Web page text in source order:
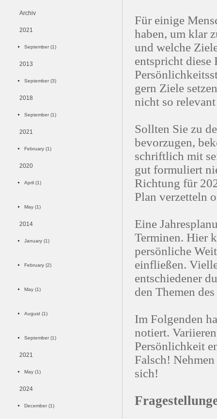
Archiv
2021
September (1)
2013
September (3)
2018
September (1)
2021
February (1)
2020
April (1)
May (1)
2014
January (1)
February (2)
May (1)
August (1)
September (1)
2021
May (1)
2024
December (1)
Für einige
haben, um klar
und welche
entspricht diese
gern Ziele
nicht so
Sollten Sie zu
bevorzugen,
schriftlich mit
gut formuliert
Richtung für
Plan verzetteln
Eine
Terminen. Hier
persönliche
einfließen.
entschiedener
den Themen
Im Folgenden
notiert.
Persönlichkeit
Falsch!
sich!